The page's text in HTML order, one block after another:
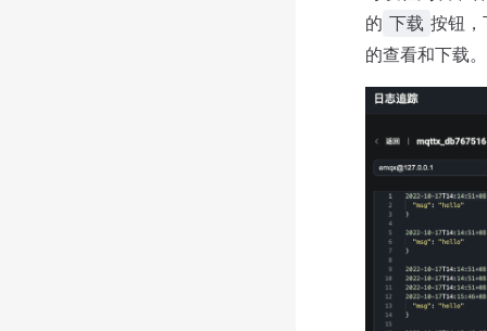
的 下载 按钮
的查看和下载。